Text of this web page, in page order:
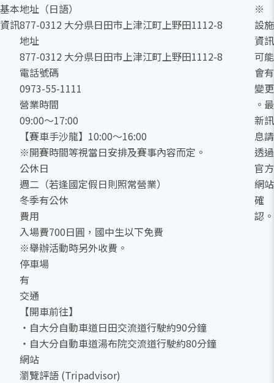
基本
資訊
地址（日語）
877-0312 大分県日田市上津江町上野田1112-8
地址
877-0312 大分県日田市上津江町上野田1112-8
電話號碼
0973-55-1111
營業時間
09:00～17:00
【賽車手沙龍】10:00～16:00
※開賽時間等視當日安排及賽事內容而定。
公休日
週二（若逢國定假日則照常營業）
冬季有公休
費用
入場費700日圓，國中生以下免費
※舉辦活動時另外收費。
停車場
有
交通
【開車前往】
・自大分自動車道日田交流道行駛約90分鐘
・自大分自動車道湯布院交流道行駛約80分鐘
網站
瀏覽評語 (Tripadvisor)
※
設施
資訊
可能
會有
變更
。最
新訊
息請
透過
官方
網站
確
認。